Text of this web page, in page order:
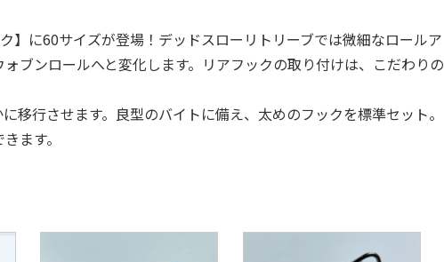
に60サイズが登場！デッドスローリトリーブでは微細なロールア
ブンロールへと変化します。リアフックの取り付けは、こだわりの
移行させます。良型のバイトに備え、太めのフックを標準セット。
ます。